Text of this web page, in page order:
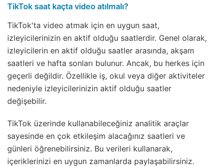
TikTok saat kaçta video atılmalı?
TikTok'ta video atmak için en uygun saat,
izleyicilerinizin en aktif olduğu saatlerdir. Genel olarak,
izleyicilerin en aktif olduğu saatler arasında, akşam
saatleri ve hafta sonları bulunur. Ancak, bu herkes için
geçerli değildir. Özellikle iş, okul veya diğer aktiviteler
nedeniyle izleyicilerinizin aktif olduğu saatler
değişebilir.
TikTok üzerinde kullanabileceğiniz analitik araçlar
sayesinde en çok etkileşim alacağınız saatleri ve
günleri öğrenebilirsiniz. Bu verileri kullanarak,
içeriklerinizi en uygun zamanlarda paylaşabilirsiniz.